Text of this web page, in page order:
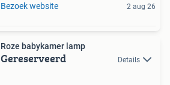
Bezoek website 2 aug 26
Roze babykamer lamp
Gereserveerd Details